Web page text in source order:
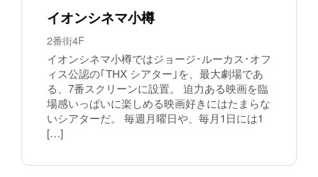
イオンシネマ小樽
2番街4F
イオンシネマ小樽ではジョージ･ルーカス･オフ
ィス公認の｢THX シアター｣を、最大劇場であ
る、7番スクリーンに設置。 迫力ある映画を臨
場感いっぱいに楽しめる映画好きにはたまらな
いシアターだ。 毎週月曜日や、毎月1日には1
[…]